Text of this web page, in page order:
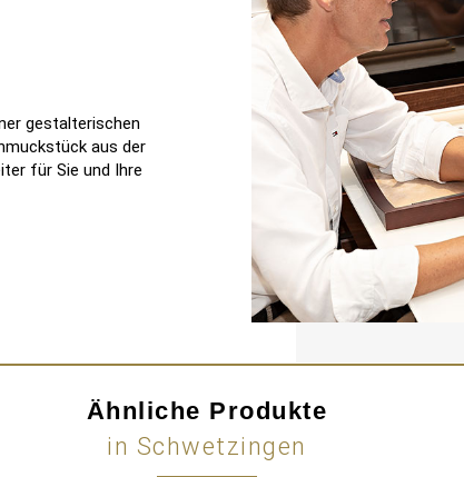
gestalterischen
aus der
für Sie und Ihre
Ähnliche Produkte
in Schwetzingen